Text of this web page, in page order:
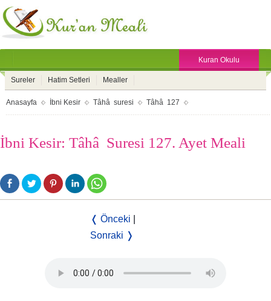
Kuran Okulu
Sureler Hatim Setleri Mealler
Anasayfa İbni Kesir Tâhâ suresi Tâhâ 127
İbni Kesir: Tâhâ Suresi 127. Ayet Meali
❬ Önceki
Sonraki ❭